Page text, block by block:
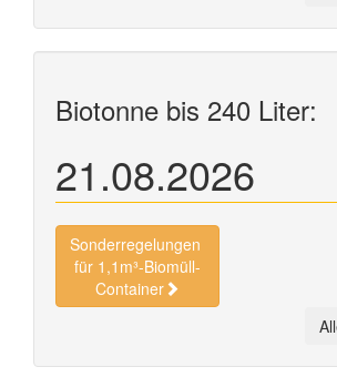
Biotonne bis 240 Liter:
21.08.2026
Sonderregelungen
für 1,1m³-Biomüll-
Container